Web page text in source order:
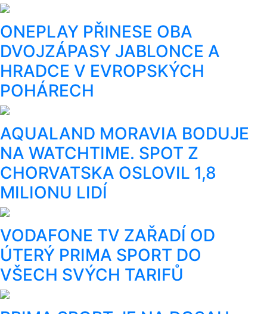
ONEPLAY PŘINESE OBA
DVOJZÁPASY JABLONCE A
HRADCE V EVROPSKÝCH
POHÁRECH
AQUALAND MORAVIA BODUJE
NA WATCHTIME. SPOT Z
CHORVATSKA OSLOVIL 1,8
MILIONU LIDÍ
VODAFONE TV ZAŘADÍ OD
ÚTERÝ PRIMA SPORT DO
VŠECH SVÝCH TARIFŮ